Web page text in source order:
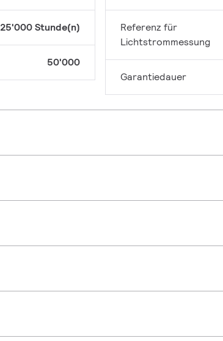
25'000 Stunde(n)
50'000
Referenz für
Lichtstrommessung
Garantiedauer